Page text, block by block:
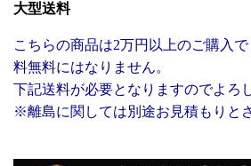
大型送料
こちらの商品は2万円以上のご購入
料無料にはなりません。
下記送料が必要となりますのでよろ
※離島に関しては別途お見積もりと